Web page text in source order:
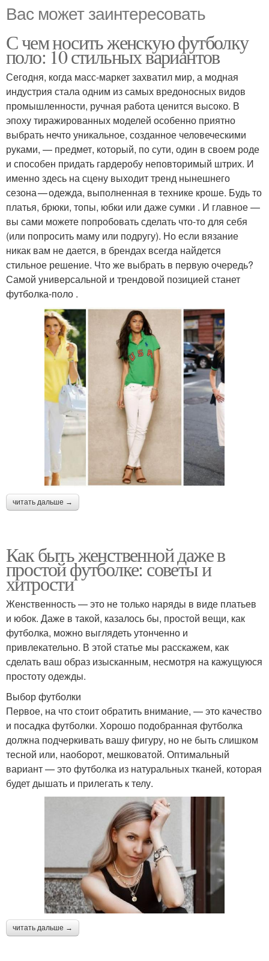
Вас может заинтересовать
С чем носить женскую футболку
поло: 10 стильных вариантов
Сегодня, когда масс-маркет захватил мир, а модная
индустрия стала одним из самых вредоносных видов
промышленности, ручная работа ценится высоко. В
эпоху тиражированных моделей особенно приятно
выбрать нечто уникальное, созданное человеческими
руками, — предмет, который, по сути, один в своем роде
и способен придать гардеробу неповторимый штрих. И
именно здесь на сцену выходит тренд нынешнего
сезона — одежда, выполненная в технике кроше. Будь то
платья, брюки, топы, юбки или даже сумки . И главное —
вы сами можете попробовать сделать что-то для себя
(или попросить маму или подругу). Но если вязание
никак вам не дается, в брендах всегда найдется
стильное решение. Что же выбрать в первую очередь?
Самой универсальной и трендовой позицией станет
футболка‑поло .
читать дальше →
Как быть женственной даже в
простой футболке: советы и
хитрости
Женственность — это не только наряды в виде платьев
и юбок. Даже в такой, казалось бы, простой вещи, как
футболка, можно выглядеть утонченно и
привлекательно. В этой статье мы расскажем, как
сделать ваш образ изысканным, несмотря на кажущуюся
простоту одежды.
Выбор футболки
Первое, на что стоит обратить внимание, — это качество
и посадка футболки. Хорошо подобранная футболка
должна подчеркивать вашу фигуру, но не быть слишком
тесной или, наоборот, мешковатой. Оптимальный
вариант — это футболка из натуральных тканей, которая
будет дышать и прилегать к телу.
читать дальше →